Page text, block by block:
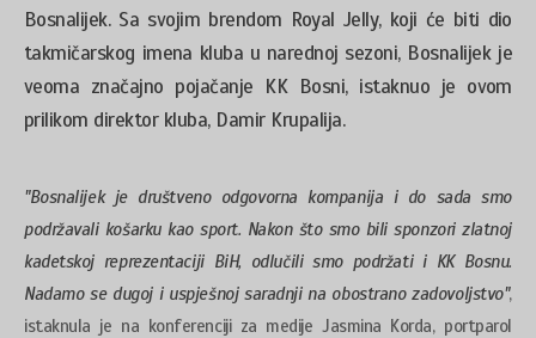
Bosnalijek. Sa svojim brendom Royal Jelly, koji će biti dio
takmičarskog imena kluba u narednoj sezoni, Bosnalijek je
veoma značajno pojačanje KK Bosni, istaknuo je ovom
prilikom direktor kluba, Damir Krupalija.
"Bosnalijek je društveno odgovorna kompanija i do sada smo
podržavali košarku kao sport. Nakon što smo bili sponzori zlatnoj
kadetskoj reprezentaciji BiH, odlučili smo podržati i KK Bosnu.
Nadamo se dugoj i uspješnoj saradnji na obostrano zadovoljstvo",
istaknula je na konferenciji za medije Jasmina Korda, portparol